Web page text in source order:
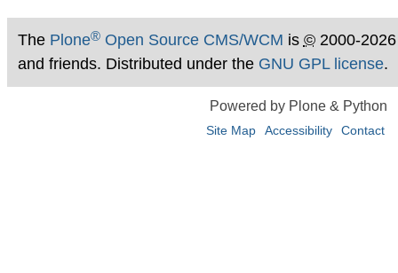
The Plone®Open Source CMS/WCM is ©2000-
and friends. Distributed under the GNU GPL license.
Powered by Plone & Python
Site Map Accessibility Contact